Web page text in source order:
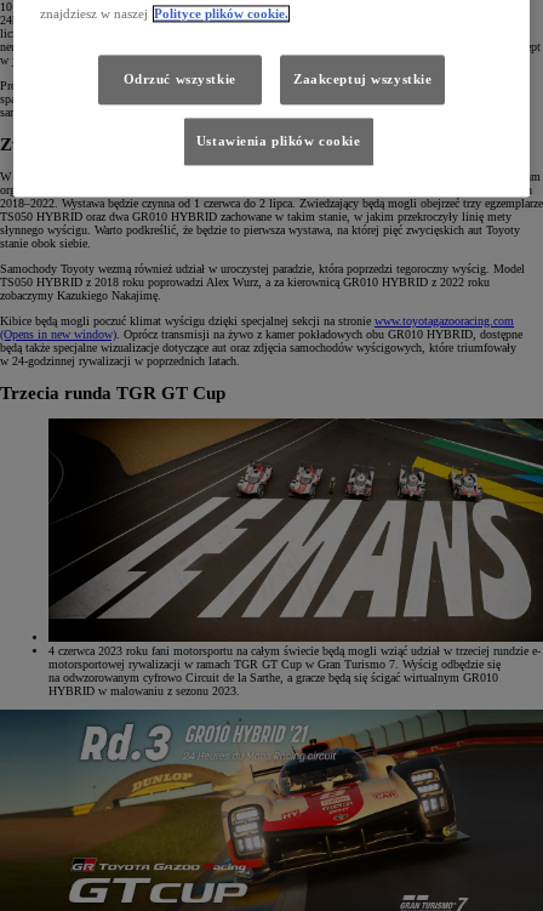
10 czerwca o godz. 12.20 – niespełna cztery godziny przed początkiem rywalizacji w tegorocznym Le Mans
24h – na tor wyjedzie ORC ROOKIE GR Corolla H2 Concept. Prototyp Toyoty będzie miał do pokonania
liczącą 16,626 km nitkę Circuit de la Sarthe, promując wodór jako alternatywną drogę do osiągnięcia
neutralności węglowej. Wcześniej Toyota wraz zespołem Rookie Racing przetestowała GR Corollę H2 Concept
w japońskiej serii wyścigowej Super Taikyu.
Prototypowe auto Toyoty jest napędzane gazowym paliwem wodorowym. Zasila ono tradycyjny motor
spalinowy, dający takie same wrażenia podczas jazdy oraz brzmiący tak jak jednostki benzynowe. Co więcej,
samochód nie emituje CO2 ani innych szkodliwych substancji.
Zwycięskie hybrydy Toyoty na torze
W tym roku Le Mans 24h świętuje setną rocznicę. W związku z tym wydarzeniem Le Mans 24 Hours Museum
organizuje specjalną wystawę, na której Toyota zaprezentuje swoje auta, które wygrywały ten wyścig w latach
2018–2022. Wystawa będzie czynna od 1 czerwca do 2 lipca. Zwiedzający będą mogli obejrzeć trzy egzemplarze
TS050 HYBRID oraz dwa GR010 HYBRID zachowane w takim stanie, w jakim przekroczyły linię mety
słynnego wyścigu. Warto podkreślić, że będzie to pierwsza wystawa, na której pięć zwycięskich aut Toyoty
stanie obok siebie.
Samochody Toyoty wezmą również udział w uroczystej paradzie, która poprzedzi tegoroczny wyścig. Model
TS050 HYBRID z 2018 roku poprowadzi Alex Wurz, a za kierownicą GR010 HYBRID z 2022 roku
zobaczymy Kazukiego Nakajimę.
Kibice będą mogli poczuć klimat wyścigu dzięki specjalnej sekcji na stronie www.toyotagazooracing.com
(Opens in new window) . Oprócz transmisji na żywo z kamer pokładowych obu GR010 HYBRID, dostępne
będą także specjalne wizualizacje dotyczące aut oraz zdjęcia samochodów wyścigowych, które triumfowały
w 24-godzinnej rywalizacji w poprzednich latach.
Trzecia runda TGR GT Cup
4 czerwca 2023 roku fani motorsportu na całym świecie będą mogli wziąć udział w trzeciej rundzie e-
motorsportowej rywalizacji w ramach TGR GT Cup w Gran Turismo 7. Wyścig odbędzie się
na odwzorowanym cyfrowo Circuit de la Sarthe, a gracze będą się ścigać wirtualnym GR010
HYBRID w malowaniu z sezonu 2023.
znajdziesz w naszej Polityce plików cookie.
Odrzuć wszystkie Zaakceptuj wszystkie
Ustawienia plików cookie